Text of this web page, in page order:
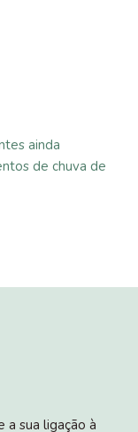
ainda
de chuva de
a sua ligação à